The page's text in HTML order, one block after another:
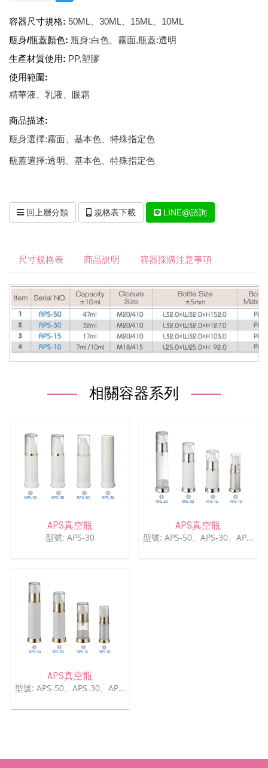
容器尺寸規格: 50ML、30ML、15ML、10ML
瓶身/瓶蓋顏色: 瓶身:白色、霧面,瓶蓋:透明
生產材質使用: PP,塑膠
使用範圍:
精華液、乳液、眼霜
商品描述:
瓶身選擇:霧面、基本色、特殊指定色
瓶蓋選擇:透明、基本色、特殊指定色
回上層分類 規格表下載 LINE@諮詢
尺寸規格表 商品說明 容器採購注意事項
相關容器系列
APS真空瓶
型號: APS-30
APS真空瓶
型號: APS-50、APS-30、APS-15、APS-10
APS真空瓶
型號: APS-50、APS-30、APS-15、APS-10